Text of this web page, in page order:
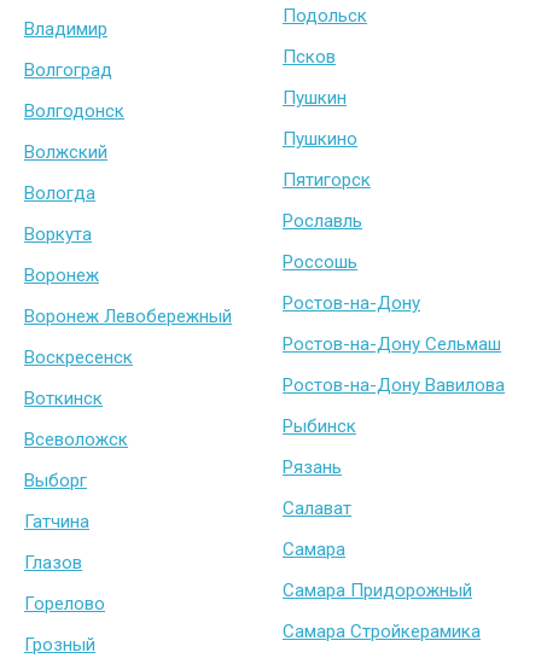
Владимир
Волгоград
Волгодонск
Волжский
Вологда
Воркута
Воронеж
Воронеж Левобережный
Воскресенск
Воткинск
Всеволожск
Выборг
Гатчина
Глазов
Горелово
Грозный
Подольск
Псков
Пушкин
Пушкино
Пятигорск
Рославль
Россошь
Ростов-на-Дону
Ростов-на-Дону Сельмаш
Ростов-на-Дону Вавилова
Рыбинск
Рязань
Салават
Самара
Самара Придорожный
Самара Стройкерамика